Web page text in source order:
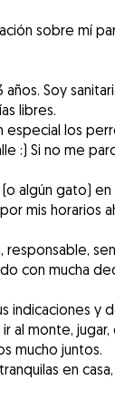
sobre mí
Soy
libres.
especial los
:) Si no me
algún gato)
mis horarios
con mucha
indicaciones y
al monte,
mucho juntos.
en